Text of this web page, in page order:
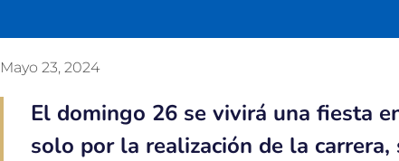
Mayo 23, 2024
El domingo 26 se vivirá una fiesta
solo por la realización de la